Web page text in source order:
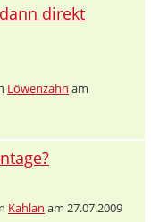
direkt
Löwenzahn am
Kahlan am 27.07.2009